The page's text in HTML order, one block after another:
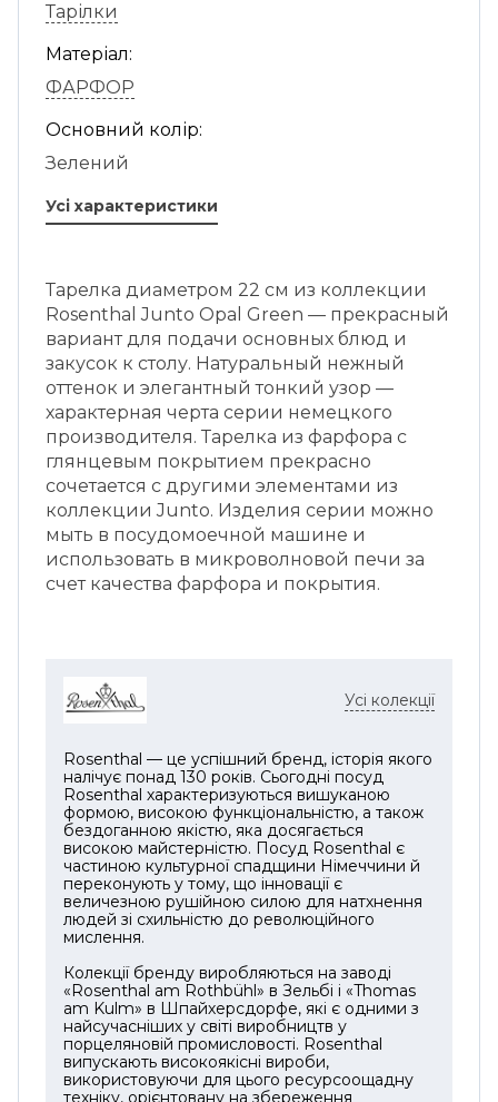
Тарілки
Матеріал:
ФАРФОР
Основний колір:
Зелений
Усі характеристики
Тарелка диаметром 22 см из коллекции
Rosenthal Junto Opal Green — прекрасный
вариант для подачи основных блюд и
закусок к столу. Натуральный нежный
оттенок и элегантный тонкий узор —
характерная черта серии немецкого
производителя. Тарелка из фарфора с
глянцевым покрытием прекрасно
сочетается с другими элементами из
коллекции Junto. Изделия серии можно
мыть в посудомоечной машине и
использовать в микроволновой печи за
счет качества фарфора и покрытия.
Усі колекції
Rosenthal — це успішний бренд, історія якого
налічує понад 130 років. Сьогодні посуд
Rosenthal характеризуються вишуканою
формою, високою функціональністю, а також
бездоганною якістю, яка досягається
високою майстерністю. Посуд Rosenthal є
частиною культурної спадщини Німеччини й
переконують у тому, що інновації є
величезною рушійною силою для натхнення
людей зі схильністю до революційного
мислення.
Колекції бренду виробляються на заводі
«Rosenthal am Rothbühl» в Зельбі і «Thomas
am Kulm» в Шпайхерсдорфе, які є одними з
найсучасніших у світі виробництв у
порцеляновій промисловості. Rosenthal
випускають високоякісні вироби,
використовуючи для цього ресурсоощадну
техніку, орієнтовану на збереження